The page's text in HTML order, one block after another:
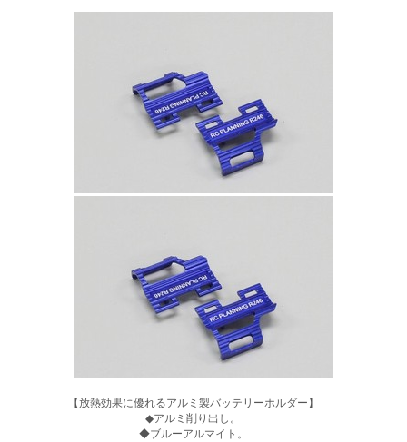
【放熱効果に優れるアルミ製バッテリーホルダー】
◆アルミ削り出し。
◆ブルーアルマイト。